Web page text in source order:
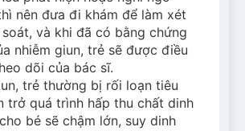
nên đưa đi khám để làm xét
và khi đã có bằng chứng
nhiễm giun, trẻ sẽ được điều
dõi của bác sĩ.
trẻ thường bị rối loạn tiêu
trở quá trình hấp thu chất dinh
bé sẽ chậm lớn, suy dinh